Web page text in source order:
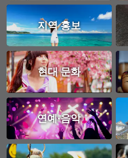
지역 홍보
현대 문화
연예·음악